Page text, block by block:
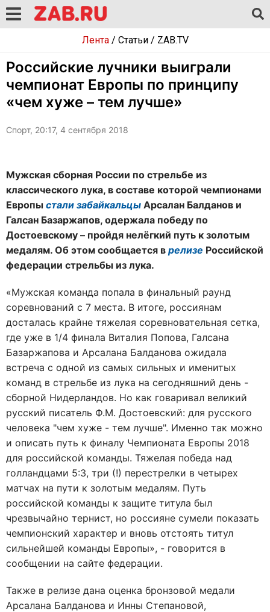
Лента/ Статьи/ ZAB.TV
Российские лучники выиграли
чемпионат Европы по принципу
«чем хуже – тем лучше»
Спорт, 20:17, 4 сентября 2018
Мужская сборная России по стрельбе из
классического лука, в составе которой чемпионами
Европы стали забайкальцы Арсалан Балданов и
Галсан Базаржапов, одержала победу по
Достоевскому – пройдя нелёгкий путь к золотым
медалям. Об этом сообщается в релизе Российской
федерации стрельбы из лука.
«Мужская команда попала в финальный раунд
соревнований с 7 места. В итоге, россиянам
досталась крайне тяжелая соревновательная сетка,
где уже в 1/4 финала Виталия Попова, Галсана
Базаржапова и Арсалана Балданова ожидала
встреча с одной из самых сильных и именитых
команд в стрельбе из лука на сегодняшний день -
сборной Нидерландов. Но как говаривал великий
русский писатель Ф.М. Достоевский: для русского
человека "чем хуже - тем лучше". Именно так можно
и описать путь к финалу Чемпионата Европы 2018
для российской команды. Тяжелая победа над
голландцами 5:3, три (!) перестрелки в четырех
матчах на пути к золотым медалям. Путь
российской команды к защите титула был
чрезвычайно тернист, но россияне сумели показать
чемпионский характер и вновь отстоять титул
сильнейшей команды Европы», - говорится в
сообщении на сайте федерации.
Также в релизе дана оценка бронзовой медали
Арсалана Балданова и Инны Степановой,